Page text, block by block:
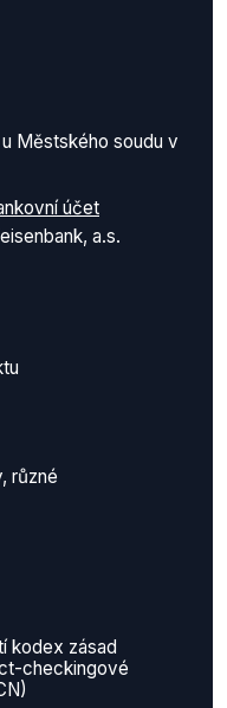
Městského soudu v
účet
a.s.
různé
kodex zásad
checkingové